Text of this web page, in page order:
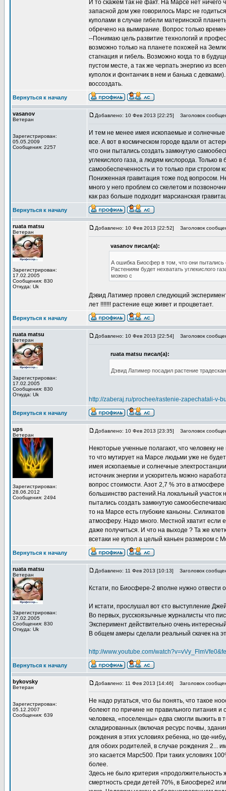
И то скажем так не факт. На Марсе нет ничего
запасной дом уже говорилось Марс не
куполами в случае гибели материнской
обречено на вымирание. Вопрос только
--Понимаю цель развитие технологий и
возможно только на планете похожей на
стагнация и гибель. Возможно когда то в
пустом месте, а так же черпать энергию из
куполок и фонтанчик в нем и банька с
воссоздать.
Вернуться к началу
vasanov
Ветеран
Зарегистрирован:
05.05.2009
Сообщения: 2257
Добавлено: 10 Фев 2013 [22:25] Заголовок
И тем не менее имея ископаемые и
все. А вот в космическом городе вдали от
что они пытались создать замкнутую
углекислого газа, а людям кислорода. Только
самообеспеченность и то только при строгом
Пониженная гравитация тоже под вопросом.
много у него проблем со скелетом и
как раз больше подходит марсианская
Вернуться к началу
ruata matsu
Ветеран
Зарегистрирован:
17.02.2005
Сообщения: 830
Откуда: Uk
Добавлено: 10 Фев 2013 [22:52] Заголовок
vasanov писал(а):
А ошибка Биосфер в том, что они пытались
Растениям будет нехватать углекислого
можно с
Дэвид Латимер провел следующий
лет !!!!!!! растение еще живет и процветает.
Вернуться к началу
ruata matsu
Ветеран
Зарегистрирован:
17.02.2005
Сообщения: 830
Откуда: Uk
Добавлено: 10 Фев 2013 [22:54] Заголовок
ruata matsu писал(а):
Дэвид Латимер посадил растение
http://zaberaj.ru/prochee/rastenie-zapechatali-v-
Вернуться к началу
ups
Ветеран
Зарегистрирован:
28.06.2012
Сообщения: 2494
Добавлено: 10 Фев 2013 [23:35] Заголовок
Некоторые ученные полагают, что человеку
то что мутирует на Марсе людьми уже не
имея ископаемые и солнечные
источник энергии и ускоритель можно
вопрос стоимости. Азот 2,7 % это в
большинство растений.На локальный
пытались создать замкнутую
то на Марсе есть глубокие каньоны.
атмосферу. Надо много. Местной хватит если
даже получиться. И что на выходе ? Та же
всетаки не купол а целый каньен размером с
Вернуться к началу
ruata matsu
Ветеран
Зарегистрирован:
17.02.2005
Сообщения: 830
Откуда: Uk
Добавлено: 11 Фев 2013 [10:13] Заголовок
Кстати, по Биосфере-2 вполне нужно
И кстати, прослушал вот єто выступление
Во первых, русскоязычные журналисты что
Эксперимент действительно очень
В общем амеры сделали реальный скачек на
http://www.youtube.com/
Вернуться к началу
bykovsky
Ветеран
Зарегистрирован:
05.12.2007
Сообщения: 639
Добавлено: 11 Фев 2013 [14:46] Заголовок
Не надо ругаться, что бы понять, что такое
болеют по причине не правильного питания и
человека, «поселенцы» едва смогли выжить в
складированных (включая ресурс почвы,
рождения в этих условиях ребенка, но где-
для обоих родителей, в случае рождения 2...
это касается Марс500. При таких условиях
более.
Здесь не было критерия
смертность среди детей 70%, в Биосфере2